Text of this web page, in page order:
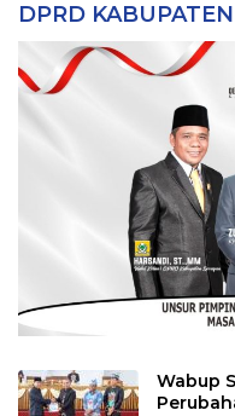
DPRD
Wabup